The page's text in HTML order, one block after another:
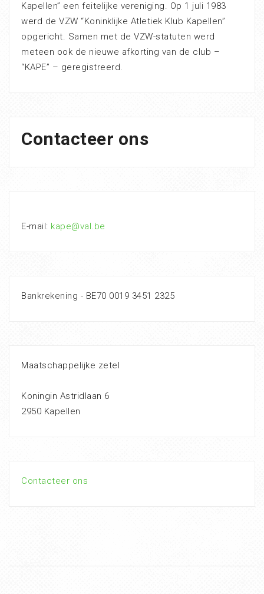
Kapellen” een feitelijke vereniging. Op 1 juli 1983
werd de VZW “Koninklijke Atletiek Klub Kapellen”
opgericht. Samen met de VZW-statuten werd
meteen ook de nieuwe afkorting van de club –
“KAPE” – geregistreerd.
Contacteer ons
E-mail: kape@val.be
Bankrekening - BE70 0019 3451 2325
Maatschappelijke zetel
Koningin Astridlaan 6
2950 Kapellen
Contacteer ons